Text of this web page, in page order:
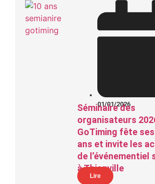
01/01/2026
Séminaire des
organisateurs
GoTiming fête
ans et invite les
de l’événementiel
à Thionville
Lire